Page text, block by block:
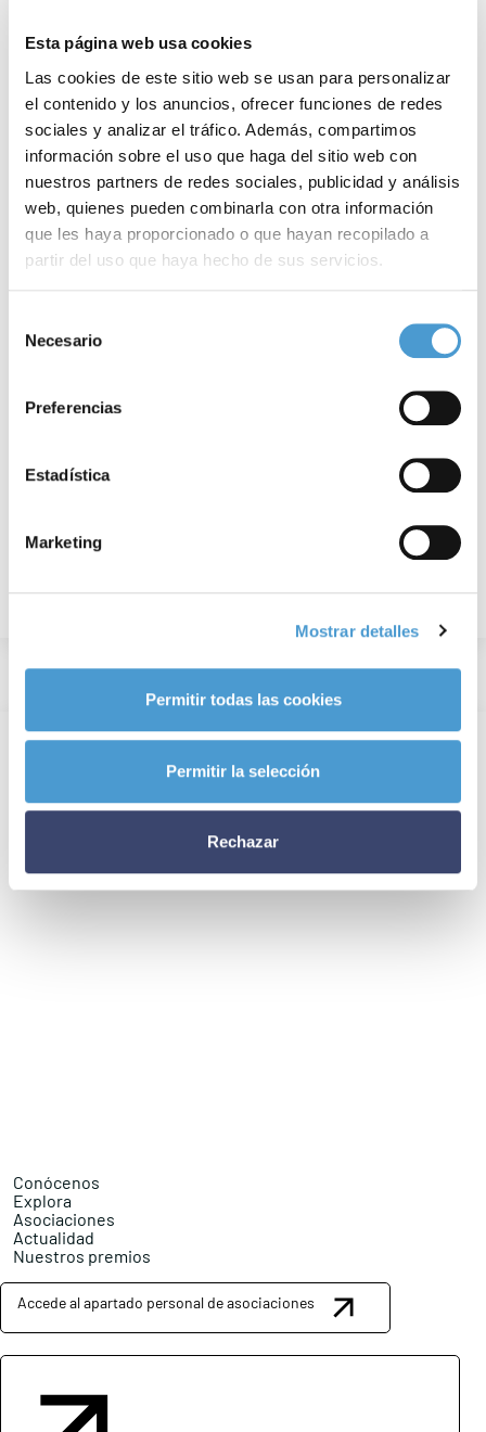
Esta página web usa cookies
Las cookies de este sitio web se usan para personalizar
el contenido y los anuncios, ofrecer funciones de redes
sociales y analizar el tráfico. Además, compartimos
información sobre el uso que haga del sitio web con
nuestros partners de redes sociales, publicidad y análisis
web, quienes pueden combinarla con otra información
que les haya proporcionado o que hayan recopilado a
partir del uso que haya hecho de sus servicios.
de cookies
Necesario
Preferencias
Estadística
Marketing
Mostrar detalles
Permitir todas las cookies
Permitir la selección
Rechazar
Vuelve el torneo de fútbol para niños...
Conócenos
Explora
Asociaciones
Actualidad
Nuestros premios
Accede al apartado personal de asociaciones